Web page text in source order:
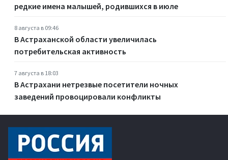
редкие имена малышей, родившихся в июле
8 августа в 09:46
В Астраханской области увеличилась
потребительская активность
7 августа в 18:03
В Астрахани нетрезвые посетители ночных
заведений провоцировали конфликты